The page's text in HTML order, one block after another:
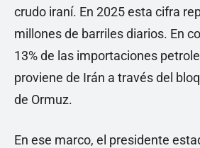
crudo iraní. En 2025 esta cifra
millones de barriles diarios. En
13% de las importaciones
proviene de Irán a través del
de Ormuz.
En ese marco, el presidente